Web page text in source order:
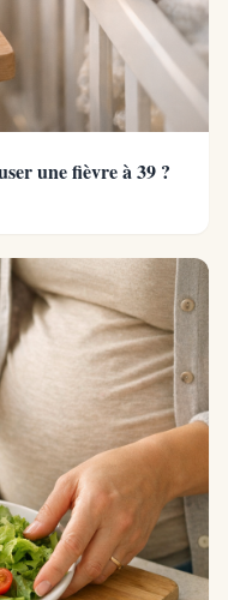
une fièvre à 39 ?